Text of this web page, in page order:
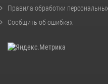
Правила обработки
Сообщить об ошибках